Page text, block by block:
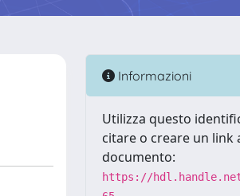
Informazioni
Utilizza questo
citare o creare un link
documento:
https://